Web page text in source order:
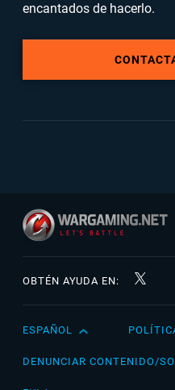
encantados de hacerlo.
OBTÉN AYUDA EN:
English
Čeština
ESPAÑOL
DENUNCIAR CONTENIDO/